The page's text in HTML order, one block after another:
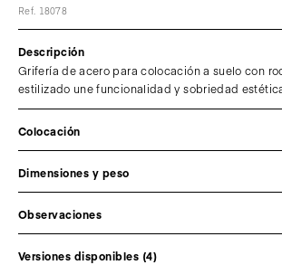
Ref. 18078
Descripción
Grifería de acero para colocación a suelo con
estilizado une funcionalidad y sobriedad
Colocación
Dimensiones y peso
Observaciones
Versiones disponibles (4)